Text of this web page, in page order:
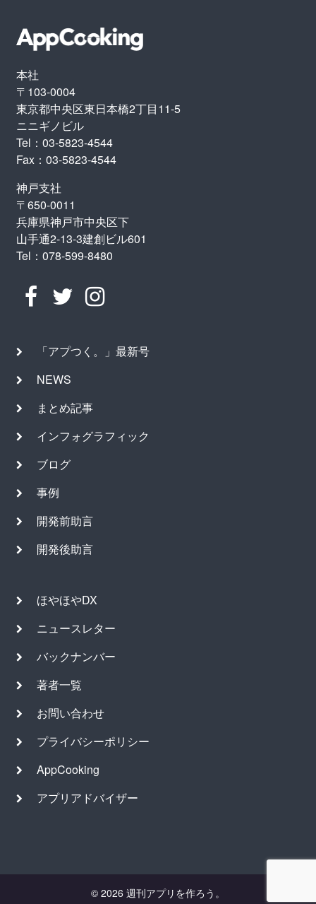
本社
〒103-0004
東京都中央区東日本橋2丁目11-5
ニニギノビル
Tel：03-5823-4544
Fax：03-5823-4544
神戸支社
〒650-0011
兵庫県神戸市中央区下
山手通2-13-3建創ビル601
Tel：078-599-8480
「アプつく。」最新号
NEWS
まとめ記事
インフォグラフィック
ブログ
事例
開発前助言
開発後助言
ほやほやDX
ニュースレター
バックナンバー
著者一覧
お問い合わせ
プライバシーポリシー
AppCooking
アプリアドバイザー
© 2026 週刊アプリを作ろう。